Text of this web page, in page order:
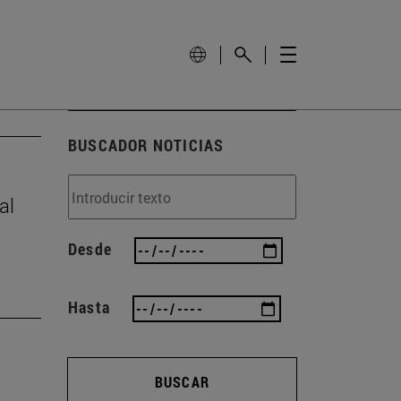
BUSCADOR NOTICIAS
Desde
Hasta
BUSCAR